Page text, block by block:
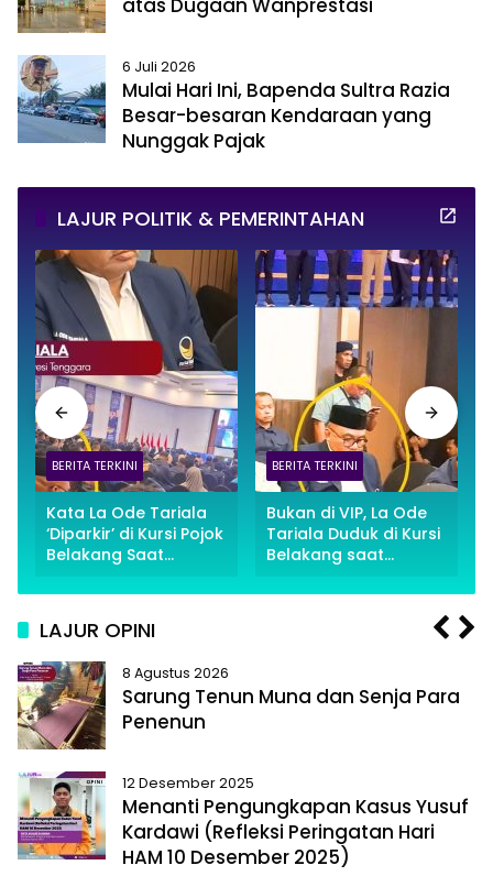
6 Juli 2026
Mulai Hari Ini, Bapenda Sultra Razia
Besar-besaran Kendaraan yang
Nunggak Pajak
LAJUR POLITIK & PEMERINTAHAN
BERITA TERKINI
Kata La Ode Tariala
‘Diparkir’ di Kursi Pojok
Belakang Saat
Sultra Ditengah Isu
BERITA TERKINI
Bukan di VIP, La Ode
Tariala Duduk di Kursi
Belakang saat
Sultra Dihadiri Putra
LAJUR OPINI
e
u
8 Agustus 2026
Sarung Tenun Muna dan Senja Para
Penenun
12 Desember 2025
Menanti Pengungkapan Kasus Yusuf
Kardawi (Refleksi Peringatan Hari
HAM 10 Desember 2025)